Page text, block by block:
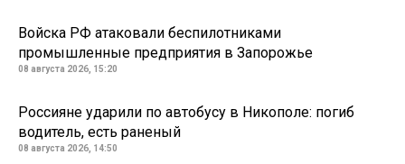
Войска РФ атаковали беспилотниками
промышленные предприятия в Запорожье
08 августа 2026, 15:20
Россияне ударили по автобусу в Никополе: погиб
водитель, есть раненый
08 августа 2026, 14:50